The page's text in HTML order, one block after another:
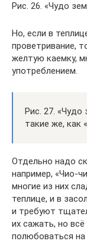
Рис. 26. «Чудо
Но, если в
проветривание,
желтую каемку,
употреблением.
Рис. 27. «Чудо
такие же, как
Отдельно надо
например, «Чио-
многие из них
теплице, и в
и требуют
их сажать, но
полюбоваться на